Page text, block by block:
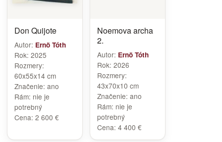
Don Quijote
Autor: Ernö Tóth
Rok: 2025
Rozmery:
60x55x14 cm
Značenie: ano
Rám: nie je
potrebný
Cena: 2 600 €
Noemova archa
2.
Autor: Ernö Tóth
Rok: 2026
Rozmery:
43x70x10 cm
Značenie: ano
Rám: nie je
potrebný
Cena: 4 400 €